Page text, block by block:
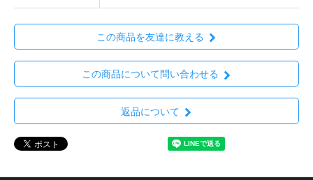
この商品を友達に教える
この商品について問い合わせる
返品について